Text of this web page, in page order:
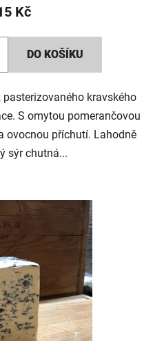
Kč
DO KOŠÍKU
pasterizovaného kravského
S omytou pomerančovou
ovocnou příchutí. Lahodně
sýr chutná...